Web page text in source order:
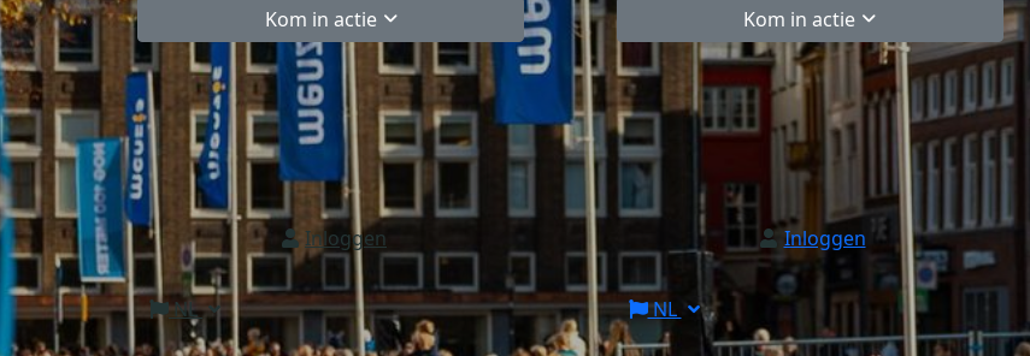
Kom in actie
Inloggen
NL
Kom in actie
Inloggen
NL